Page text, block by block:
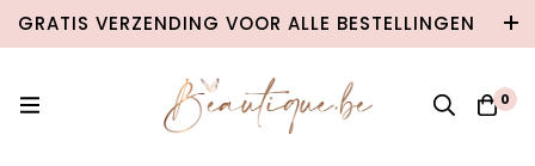
GRATIS VERZENDING VOOR ALLE BESTELLINGEN
VANAF €100 IN BELGIË & €120 NAAR
0